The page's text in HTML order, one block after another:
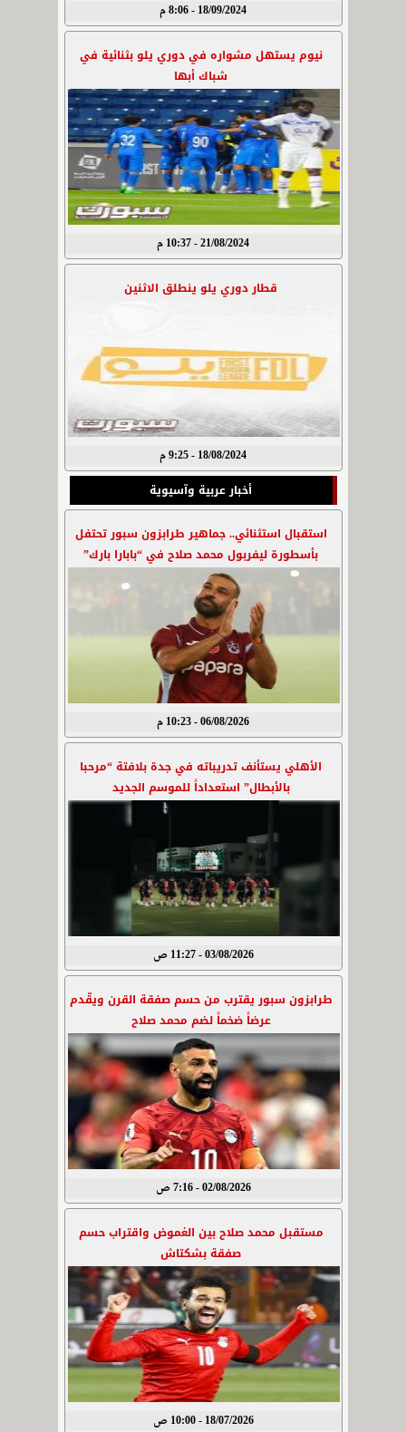
18/09/2024 - 8:06 م
نيوم يستهل مشواره في دوري يلو بثنائية في
شباك أبها
21/08/2024 - 10:37 م
قطار دوري يلو ينطلق الاثنين
18/08/2024 - 9:25 م
أخبار عربية وآسيوية
استقبال استثنائي.. جماهير طرابزون سبور تحتفل
بأسطورة ليفربول محمد صلاح في “بابارا بارك”
06/08/2026 - 10:23 م
الأهلي يستأنف تدريباته في جدة بلافتة “مرحبا
بالأبطال” استعداداً للموسم الجديد
03/08/2026 - 11:27 ص
طرابزون سبور يقترب من حسم صفقة القرن ويقّدم
عرضاً ضخماً لضم محمد صلاح
02/08/2026 - 7:16 ص
مستقبل محمد صلاح بين الغموض واقتراب حسم
صفقة بشكتاش
18/07/2026 - 10:00 ص